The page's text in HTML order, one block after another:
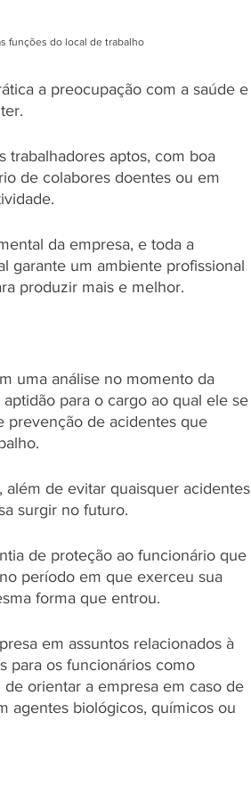
funções do local de trabalho
a preocupação com a saúde e
trabalhadores aptos, com boa
de colabores doentes ou em
da empresa, e toda a
garante um ambiente profissional
produzir mais e melhor.
uma análise no momento da
para o cargo ao qual ele se
prevenção de acidentes que
além de evitar quaisquer acidentes
surgir no futuro.
de proteção ao funcionário que
período em que exerceu sua
forma que entrou.
em assuntos relacionados à
para os funcionários como
orientar a empresa em caso de
agentes biológicos, químicos ou